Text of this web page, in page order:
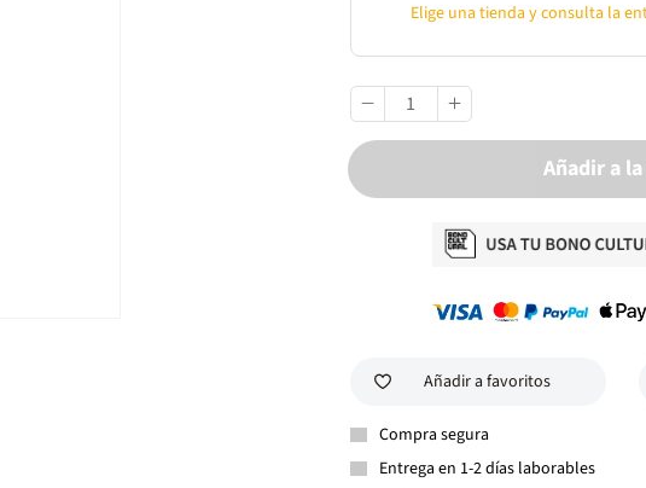
Elige una tienda y consulta la
Añadir a
Añadir a favoritos
Compra segura
Entrega en 1-2 días laborables